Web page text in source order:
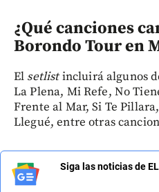
¿Qué canciones
Borondo Tour en
El setlistincluirá algunos
La Plena, Mi Refe, No
Frente al Mar, Si Te
Llegué, entre otras
Siga las noticias de